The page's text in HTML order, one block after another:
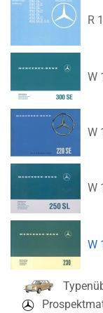
R
W
W
W
W